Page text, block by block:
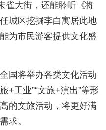
雀大街，还能聆听《将
城区挖掘李白寓居此地
为市民游客提供文化盛
国将举办各类文化活动
+工业”“文旅+演出”等形
的文旅活动，将更好满
求。